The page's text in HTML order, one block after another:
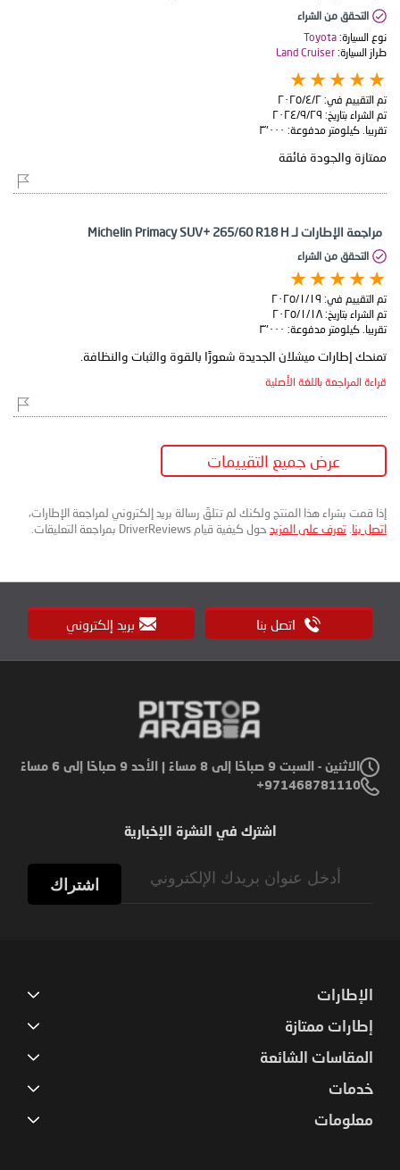
التحقق من الشراء
نوع السيارة: Toyota
طراز السيارة: Land Cruiser
تم التقييم في: ٢‏/٤‏/٢٠٢٥
تم الشراء بتاريخ: ٢٩‏/٩‏/٢٠٢٤
تقريبا. كيلومتر مدفوعة: ٣٬٠٠٠
ممتازة والجودة فائقة
مراجعة الإطارات لـ Michelin Primacy SUV+ 265/60 R18 H
التحقق من الشراء
تم التقييم في: ١٩‏/١‏/٢٠٢٥
تم الشراء بتاريخ: ١٨‏/١‏/٢٠٢٥
تقريبا. كيلومتر مدفوعة: ٣٬٠٠٠
تمنحك إطارات ميشلان الجديدة شعورًا بالقوة والثبات والنظافة.
قراءة المراجعة باللغة الأصلية
عرض جميع التقييمات
إذا قمت بشراء هذا المنتج ولكنك لم تتلقَ رسالة بريد إلكتروني لمراجعة الإطارات،
اتصل بنا تعرف على المزيد حول كيفية قيام DriverReviews بمراجعة التعليقات.
اتصل بنا بريد إلكتروني
الاثنين - السبت 9 صباحًا إلى 8 مساءً | الأحد 9 صباحًا إلى 6 مساءً
971468781110+
اشترك في النشرة الإخبارية
اشتراك
الإطارات
إطارات ممتازة
المقاسات الشائعة
خدمات
معلومات